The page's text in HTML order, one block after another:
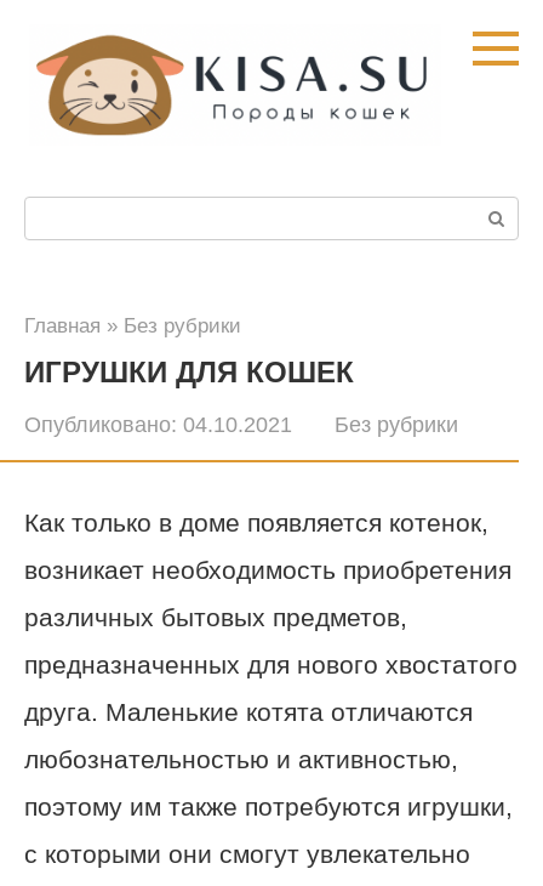
контенту
Главная » Без рубрики
ИГРУШКИ ДЛЯ КОШЕК
Опубликовано: 04.10.2021 Без рубрики
Как только в доме появляется котенок,
возникает необходимость приобретения
различных бытовых предметов,
предназначенных для нового хвостатого
друга. Маленькие котята отличаются
любознательностью и активностью,
поэтому им также потребуются игрушки,
с которыми они смогут увлекательно